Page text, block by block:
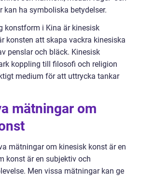
kan ha symboliska betydelser.
konstform i Kina är kinesisk
konsten att skapa vackra kinesiska
penslar och bläck. Kinesisk
koppling till filosofi och religion
medium för att uttrycka tankar
mätningar om
mätningar om kinesisk konst är en
konst är en subjektiv och
Men vissa mätningar kan ge